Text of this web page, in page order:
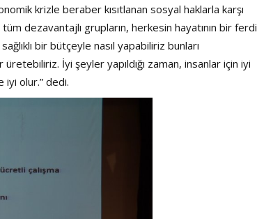
krizle beraber kısıtlanan sosyal haklarla karşı
dezavantajlı grupların, herkesin hayatının bir ferdi
bir bütçeyle nasıl yapabiliriz bunları
İyi şeyler yapıldığı zaman, insanlar için iyi
iyi olur.” dedi.